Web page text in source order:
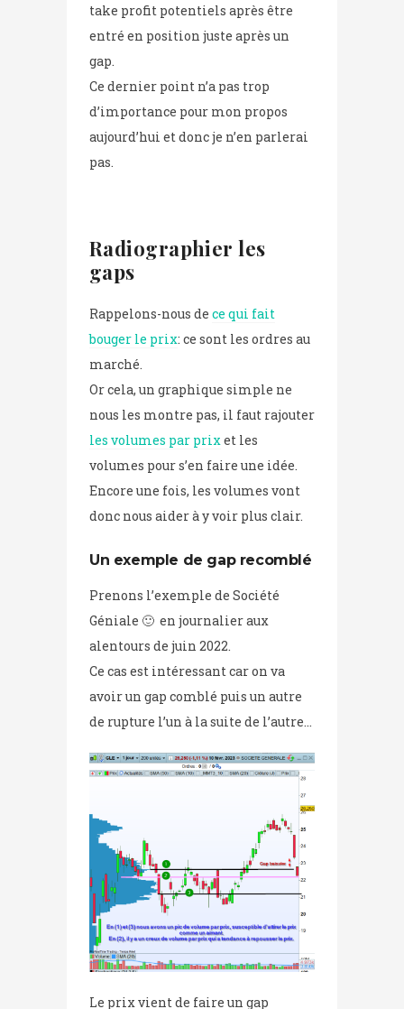
take profit potentiels après être
entré en position juste après un
gap.
Ce dernier point n’a pas trop
d’importance pour mon propos
aujourd’hui et donc je n’en parlerai
pas.
Radiographier les
gaps
Rappelons-nous de ce qui fait
bouger le prix: ce sont les ordres au
marché.
Or cela, un graphique simple ne
nous les montre pas, il faut rajouter
les volumes par prixet les
volumes pour s’en faire une idée.
Encore une fois, les volumes vont
donc nous aider à y voir plus clair.
Un exemple de gap recomblé
Prenons l’exemple de Société
Géniale 🙂 en journalier aux
alentours de juin 2022.
Ce cas est intéressant car on va
avoir un gap comblé puis un autre
de rupture l’un à la suite de l’autre…
Le prix vient de faire un gap